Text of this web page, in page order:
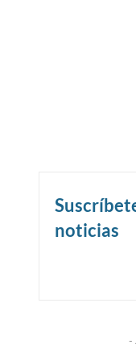
noticias
-